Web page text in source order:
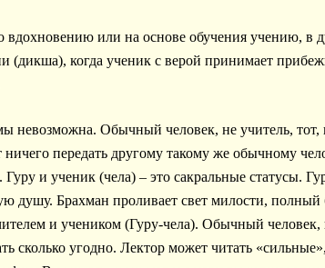
или на основе обучения учению, в
(дикша), когда ученик с верой принимает
невозможна. Обычный человек, не учитель,
передать другому такому же обычному
и ученик (чела) – это сакральные статусы.
душу. Брахман проливает свет милости, полный
и учеником (Гуру-чела). Обычный
сколько угодно. Лектор может читать